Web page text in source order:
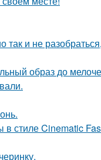
и не
образ до
стиле Cinematic